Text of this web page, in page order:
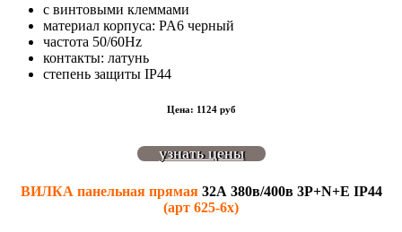
с винтовыми клеммами
материал корпуса: PA6 черный
частота 50/60Hz
контакты: латунь
степень защиты IP44
Цена: 1124 руб
узнать цены
ВИЛКА панельная прямая 32А 380в/400в 3P+N+E IP44
(арт 625-6x)